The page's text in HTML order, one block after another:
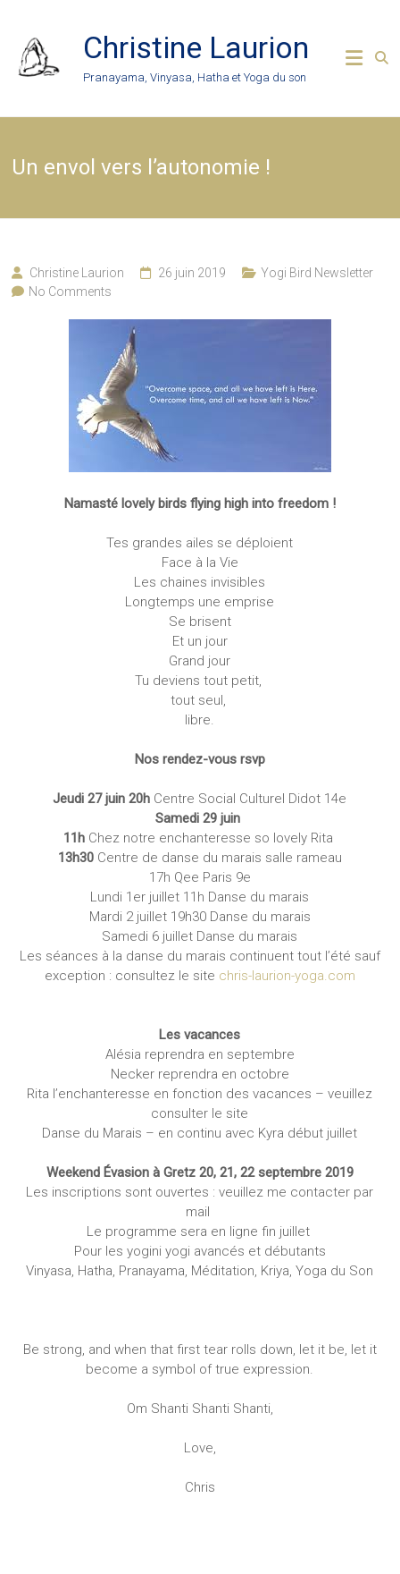
content
Christine Laurion
Pranayama, Vinyasa, Hatha et Yoga du son
Un envol vers l’autonomie !
Christine Laurion 26 juin 2019
Yogi Bird Newsletter
No Comments
Namasté lovely birds flying high into freedom !
Tes grandes ailes se déploient
Face à la Vie
Les chaines invisibles
Longtemps une emprise
Se brisent
Et un jour
Grand jour
Tu deviens tout petit,
tout seul,
libre.
Nos rendez-vous rsvp
Jeudi 27 juin 20h Centre Social Culturel Didot 14e
Samedi 29 juin
11hChez notre enchanteresse so lovely Rita
13h30Centre de danse du marais salle rameau
17h Qee Paris 9e
Lundi 1er juillet 11h Danse du marais
Mardi 2 juillet 19h30 Danse du marais
Samedi 6 juillet Danse du marais
Les séances à la danse du marais continuent tout l’été sauf
exception : consultez le site chris-laurion-yoga.com
Les vacances
Alésia reprendra en septembre
Necker reprendra en octobre
Rita l’enchanteresse en fonction des vacances – veuillez
consulter le site
Danse du Marais – en continu avec Kyra début juillet
Weekend Évasion à Gretz 20, 21, 22 septembre 2019
Les inscriptions sont ouvertes : veuillez me contacter par
mail
Le programme sera en ligne fin juillet
Pour les yogini yogi avancés et débutants
Vinyasa, Hatha, Pranayama, Méditation, Kriya, Yoga du Son
Be strong, and when that first tear rolls down, let it be, let it
become a symbol of true expression.
Om Shanti Shanti Shanti,
Love,
Chris